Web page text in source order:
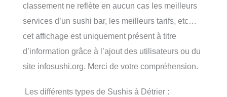
classement ne reflète en aucun cas les meilleurs
services d’un sushi bar, les meilleurs tarifs, etc…
cet affichage est uniquement présent à titre
d’information grâce à l’ajout des utilisateurs ou du
site infosushi.org. Merci de votre compréhension.
Les différents types de Sushis à Détrier :